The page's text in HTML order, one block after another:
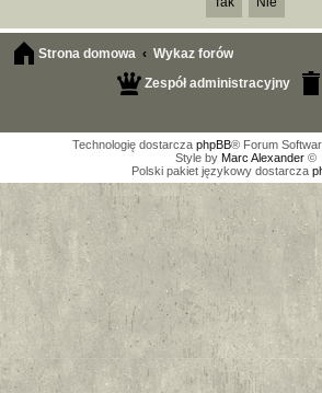
Strona domowa Wykaz forów
Zespół administracyjny
Technologię dostarcza phpBB® Forum
Style by Marc Alexander©
Polski pakiet językowy dostarcza